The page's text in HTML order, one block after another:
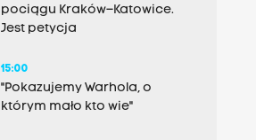
pociągu Kraków–Katowice.
Jest petycja
15:00
"Pokazujemy Warhola, o
którym mało kto wie"